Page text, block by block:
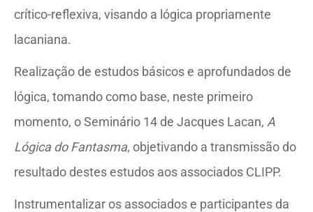
crítico-reflexiva, visando a lógica propriamente
lacaniana.
Realização de estudos básicos e aprofundados de
lógica, tomando como base, neste primeiro
momento, o Seminário 14 de Jacques Lacan, A
Lógica do Fantasma, objetivando a transmissão do
resultado destes estudos aos associados CLIPP.
Instrumentalizar os associados e participantes da